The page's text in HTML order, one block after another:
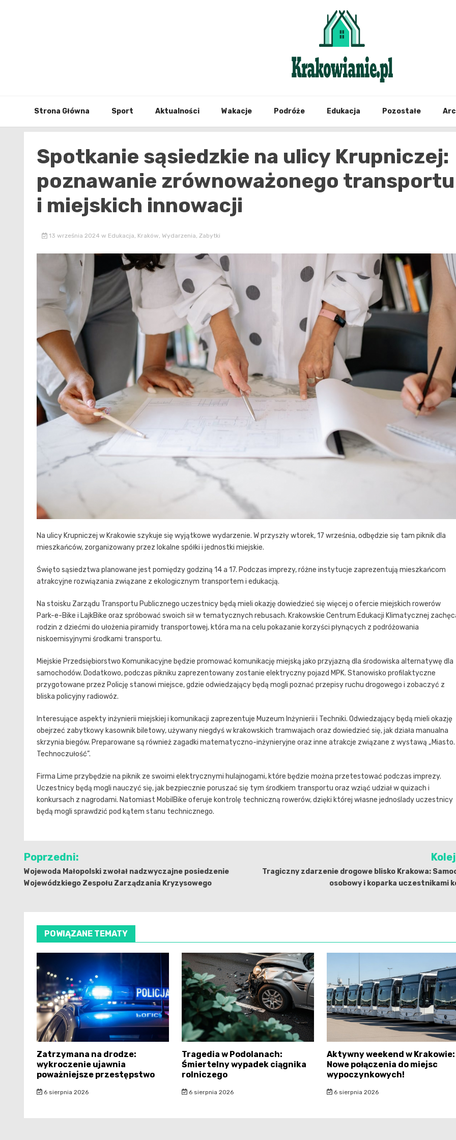
Strona Główna Sport Aktualności Wakacje Podróże Edukacja Pozostałe
Spotkanie sąsiedzkie na ulicy Krupniczej:
poznawanie zrównoważonego transportu
i miejskich innowacji
13 września 2024 w Edukacja, Kraków, Wydarzenia, Zabytki
Na ulicy Krupniczej w Krakowie szykuje się wyjątkowe wydarzenie. W przyszły wtorek, 17 września, odbędzie się tam piknik dla
mieszkańców, zorganizowany przez lokalne spółki i jednostki miejskie.
Święto sąsiedztwa planowane jest pomiędzy godziną 14 a 17. Podczas imprezy, różne instytucje zaprezentują mieszkańcom
atrakcyjne rozwiązania związane z ekologicznym transportem i edukacją.
Na stoisku Zarządu Transportu Publicznego uczestnicy będą mieli okazję dowiedzieć się więcej o ofercie miejskich rowerów
Park-e-Bike i LajkBike oraz spróbować swoich sił w tematycznych rebusach. Krakowskie Centrum Edukacji Klimatycznej
rodzin z dziećmi do ułożenia piramidy transportowej, która ma na celu pokazanie korzyści płynących z podróżowania
niskoemisyjnymi środkami transportu.
Miejskie Przedsiębiorstwo Komunikacyjne będzie promować komunikację miejską jako przyjazną dla środowiska alternatywę dla
samochodów. Dodatkowo, podczas pikniku zaprezentowany zostanie elektryczny pojazd MPK. Stanowisko profilaktyczne
przygotowane przez Policję stanowi miejsce, gdzie odwiedzający będą mogli poznać przepisy ruchu drogowego i zobaczyć z
bliska policyjny radiowóz.
Interesujące aspekty inżynierii miejskiej i komunikacji zaprezentuje Muzeum Inżynierii i Techniki. Odwiedzający będą mieli okazję
obejrzeć zabytkowy kasownik biletowy, używany niegdyś w krakowskich tramwajach oraz dowiedzieć się, jak działa manualna
skrzynia biegów. Preparowane są również zagadki matematyczno-inżynieryjne oraz inne atrakcje związane z wystawą „Miasto.
Technoczułość”.
Firma Lime przybędzie na piknik ze swoimi elektrycznymi hulajnogami, które będzie można przetestować podczas imprezy.
Uczestnicy będą mogli nauczyć się, jak bezpiecznie poruszać się tym środkiem transportu oraz wziąć udział w quizach i
konkursach z nagrodami. Natomiast MobilBike oferuje kontrolę techniczną rowerów, dzięki której własne jednoślady uczestnicy
będą mogli sprawdzić pod kątem stanu technicznego.
Nawigacja
wpisu
Poprzedni:
Wojewoda Małopolski zwołał nadzwyczajne posiedzenie
Wojewódzkiego Zespołu Zarządzania Kryzysowego
Tragiczny zdarzenie drogowe blisko Krakowa:
osobowy i koparka uczestnikami
POWIĄZANE TEMATY
Zatrzymana na drodze:
wykroczenie ujawnia
poważniejsze przestępstwo
6 sierpnia 2026
Tragedia w Podolanach:
Śmiertelny wypadek ciągnika
rolniczego
6 sierpnia 2026
Aktywny weekend w Krakowie:
Nowe połączenia do miejsc
wypoczynkowych!
6 sierpnia 2026